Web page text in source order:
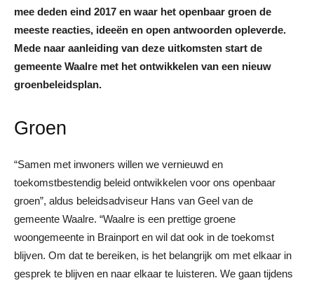
mee deden eind 2017 en waar het openbaar groen de
meeste reacties, ideeën en open antwoorden opleverde.
Mede naar aanleiding van deze uitkomsten start de
gemeente Waalre met het ontwikkelen van een nieuw
groenbeleidsplan.
Groen
“Samen met inwoners willen we vernieuwd en
toekomstbestendig beleid ontwikkelen voor ons openbaar
groen”, aldus beleidsadviseur Hans van Geel van de
gemeente Waalre. “Waalre is een prettige groene
woongemeente in Brainport en wil dat ook in de toekomst
blijven. Om dat te bereiken, is het belangrijk om met elkaar in
gesprek te blijven en naar elkaar te luisteren. We gaan tijdens